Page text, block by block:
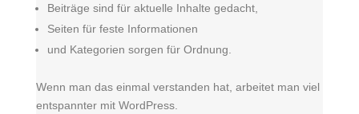
Beiträge sind für aktuelle Inhalte gedacht,
Seiten für feste Informationen
und Kategorien sorgen für Ordnung.
Wenn man das einmal verstanden hat, arbeitet man viel
entspannter mit WordPress.